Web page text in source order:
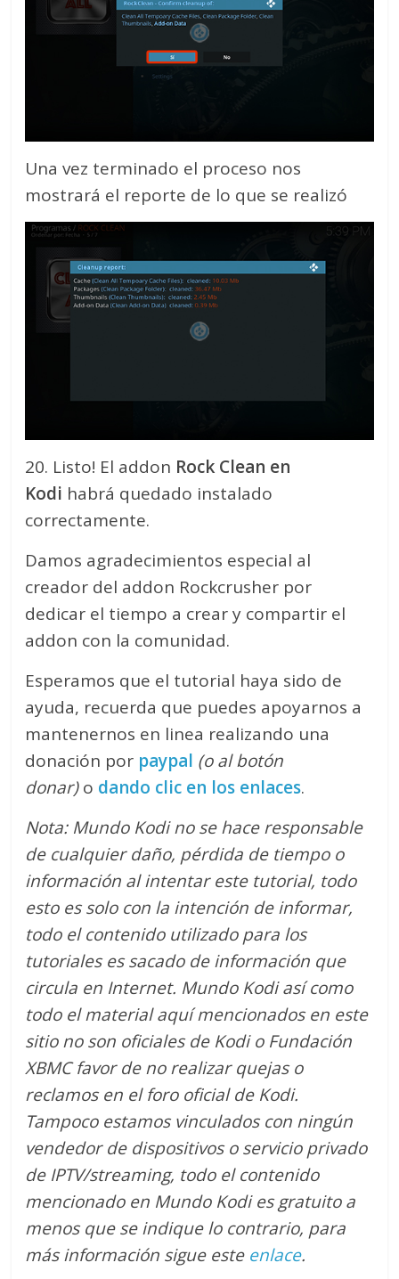
Una vez terminado el proceso nos
mostrará el reporte de lo que se realizó
20. Listo! El addon Rock Clean en
Kodi habrá quedado instalado
correctamente.
Damos agradecimientos especial al
creador del addon Rockcrusher por
dedicar el tiempo a crear y compartir el
addon con la comunidad.
Esperamos que el tutorial haya sido de
ayuda, recuerda que puedes apoyarnos a
mantenernos en linea realizando una
donación por paypal (o al botón
donar)o dando clic en los enlaces.
Nota: Mundo Kodi no se hace responsable
de cualquier daño, pérdida de tiempo o
información al intentar este tutorial, todo
esto es solo con la intención de informar,
todo el contenido utilizado para los
tutoriales es sacado de información que
circula en Internet. Mundo Kodi así como
todo el material aquí mencionados en este
sitio no son oficiales de Kodi o Fundación
XBMC favor de no realizar quejas o
reclamos en el foro oficial de Kodi.
Tampoco estamos vinculados con ningún
vendedor de dispositivos o servicio privado
de IPTV/streaming, todo el contenido
mencionado en Mundo Kodi es gratuito a
menos que se indique lo contrario, para
más información sigue este enlace.